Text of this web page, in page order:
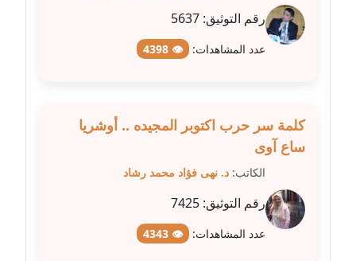
عاملة
مدونة عبير محمد
عاملة
مدونة عبير مصطفى
عاملة
رقم التوثيق: 5637
عدد المشاهدات: 👁 4398
كلمة سر حرب اكتوبر المجيده .. أوشريا
ساع آوى
الكاتب: د. نهى فؤاد محمد رشاد
رقم التوثيق: 7425
عدد المشاهدات: 👁 4343